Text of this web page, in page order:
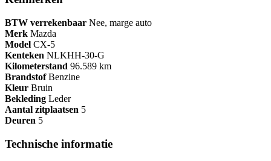
BTW verrekenbaar Nee, marge auto
Merk Mazda
Model CX-5
Kenteken NLKHH-30-G
Kilometerstand 96.589 km
Brandstof Benzine
Kleur Bruin
Bekleding Leder
Aantal zitplaatsen 5
Deuren 5
Technische informatie